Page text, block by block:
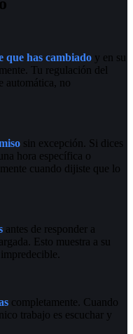
que has cambiado y en su
Tu regulación del
automática, no
sin excepción. Si dices
hora específica o
cuando dijiste que lo
antes de responder a
Esto muestra a su
completamente. Cuando
trabajo es escuchar y